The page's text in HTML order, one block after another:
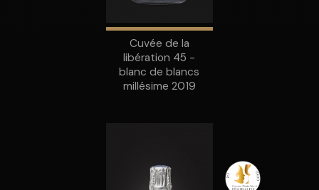
Cuvée de la
libération 45 -
blanc de blancs
millésime 2019